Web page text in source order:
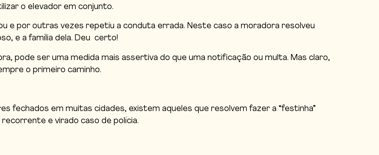
o elevador em conjunto.
e por outras vezes repetiu a conduta errada. Neste caso a moradora resolveu
e a família dela. Deu certo!
pode ser uma medida mais assertiva do que uma notificação ou multa. Mas claro,
o primeiro caminho.
fechados em muitas cidades, existem aqueles que resolvem fazer a “festinha”
e virado caso de polícia.